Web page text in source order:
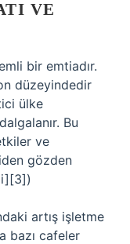
VE
bir emtiadır.
düzeyindedir
ülke
Bu
ve
gözden
artış işletme
bazı cafeler